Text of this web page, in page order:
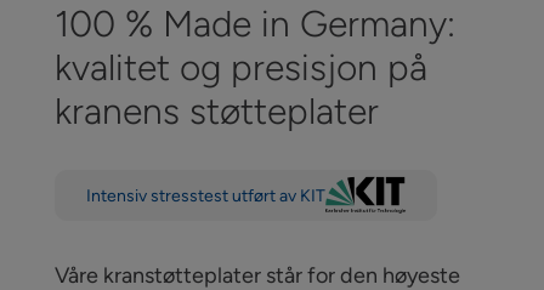
100 % Made in Germany:
kvalitet og presisjon på
kranens støtteplater
Intensiv stresstest utført av KIT
Våre kranstøtteplater står for den høyeste